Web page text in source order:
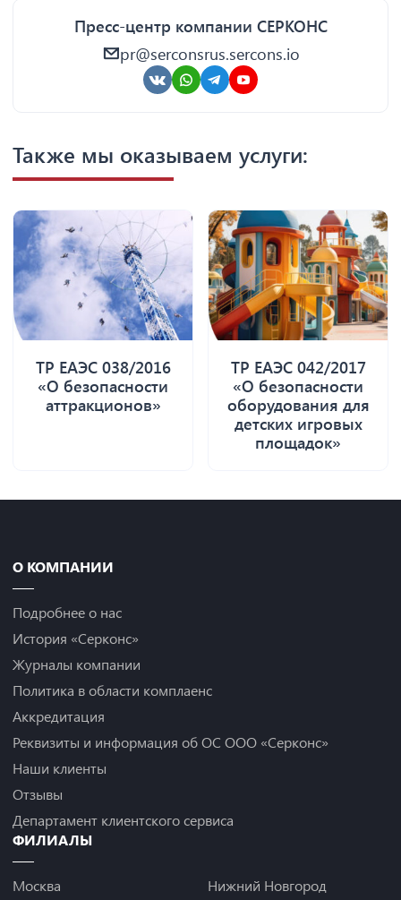
Пресс-центр компании СЕРКОНС
pr@serconsrus.sercons.io
Также мы оказываем услуги:
ТР ЕАЭС 038/2016
«О безопасности
аттракционов»
ТР ЕАЭС 042/2017
«О безопасности
оборудования для
детских игровых
площадок»
О КОМПАНИИ
Подробнее о нас
История «Серконс»
Журналы компании
Политика в области комплаенс
Аккредитация
Реквизиты и информация об ОС ООО «Серконс»
Наши клиенты
Отзывы
Департамент клиентского сервиса
ФИЛИАЛЫ
Москва
Нижний Новгород